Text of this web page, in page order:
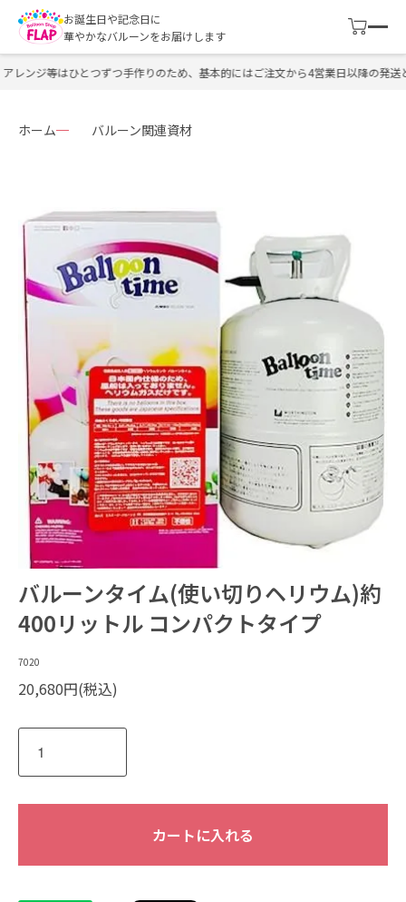
お誕生日や記念日に
華やかなバルーンをお届けします
レンジ等はひとつずつ手作りのため、基本的にはご注文から4営業日以降の発送
ホーム バルーン関連資材
バルーンタイム(使い切りヘリウム)約
400リットル コンパクトタイプ
7020
20,680円(税込)
カートに入れる